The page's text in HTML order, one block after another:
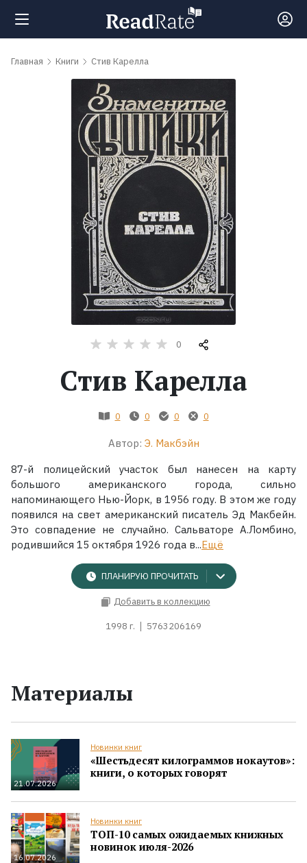
Поиск
обсуждаемые
Экранизации
Главная Книги Стив Карелла
0
Стив Карелла
0 0 0 0
Автор: Э. Макбэйн
87-й полицейский участок был нанесен на карту
большого американского города, сильно
напоминающего Нью-Йорк, в 1956 году. В этом же году
появился на свет американский писатель Эд Макбейн.
Это совпадение не случайно. Сальваторе А.Ломбино,
родившийся 15 октября 1926 года в...Ещё
ПЛАНИРУЮ ПРОЧИТАТЬ
Добавить в коллекцию
1998 г. 5763206169
Материалы
21.07.2026
Новинки книг
«Шестьдесят килограммов нокаутов»:
книги, о которых говорят
16.07.2026
Новинки книг
ТОП-10 самых ожидаемых книжных
новинок июля-2026